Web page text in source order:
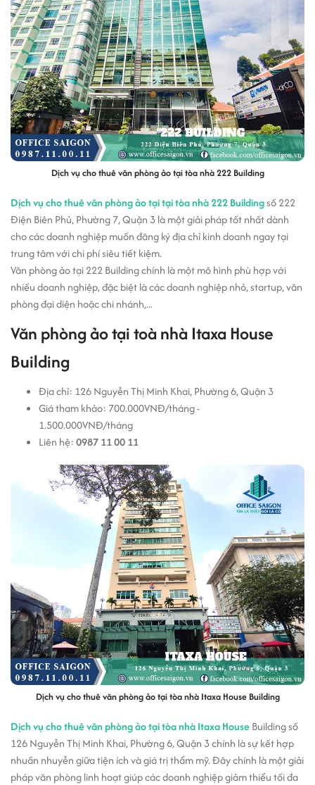
Dịch vụ cho thuê văn phòng ảo tại tòa nhà 222 Building
Dịch vụ cho thuê văn phòng ảo tại tại tòa nhà 222 Buildingsố 222
Điện Biên Phủ, Phường 7, Quận 3 là một giải pháp tốt nhất dành
cho các doanh nghiệp muốn đăng ký địa chỉ kinh doanh ngay tại
trung tâm với chi phí siêu tiết kiệm.
Văn phòng ảo tại 222 Building chính là một mô hình phù hợp với
nhiều doanh nghiệp, đặc biệt là các doanh nghiệp nhỏ, startup, văn
phòng đại diện hoặc chi nhánh,...
Văn phòng ảo tại toà nhà Itaxa House
Building
Địa chỉ: 126 Nguyễn Thị Minh Khai, Phường 6, Quận 3
Giá tham khảo: 700.000VNĐ/tháng -
1.500.000VNĐ/tháng
Liên hệ:0987 11 00 11
Dịch vụ cho thuê văn phòng ảo tại tòa nhà Itaxa House Building
Dịch vụ cho thuê văn phòng ảo tại tòa nhà Itaxa HouseBuilding số
126 Nguyễn Thị Minh Khai, Phường 6, Quận 3 chính là sự kết hợp
nhuần nhuyễn giữa tiện ích và giá trị thẩm mỹ. Đây chính là một giải
pháp văn phòng linh hoạt giúp các doanh nghiệp giảm thiểu tối đa